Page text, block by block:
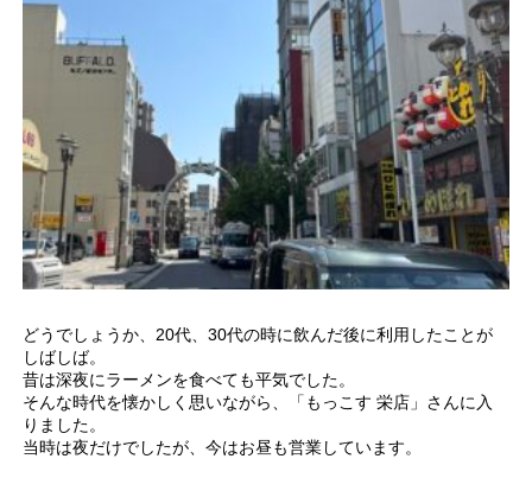
どうでしょうか、20代、30代の時に飲んだ後に利用したことが
しばしば。
昔は深夜にラーメンを食べても平気でした。
そんな時代を懐かしく思いながら、「もっこす 栄店」さんに入
りました。
当時は夜だけでしたが、今はお昼も営業しています。